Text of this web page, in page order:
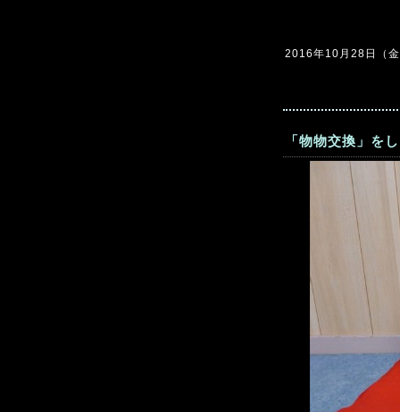
2016年10月28日（
「物物交換」を